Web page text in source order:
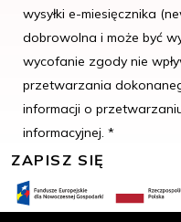
wysyłki e-miesięcznika
dobrowolna i może być
wycofanie zgody nie
przetwarzania
informacji o
informacyjnej. *